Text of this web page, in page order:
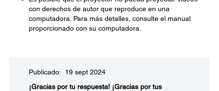
con derechos de autor que reproduce en una
computadora. Para más detalles, consulte el manual
proporcionado con su computadora.
Publicado: 19 sept 2024
¡Gracias por tu respuesta! ¡Gracias por tus